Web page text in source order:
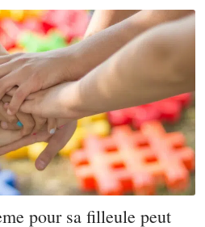
pour sa filleule peut